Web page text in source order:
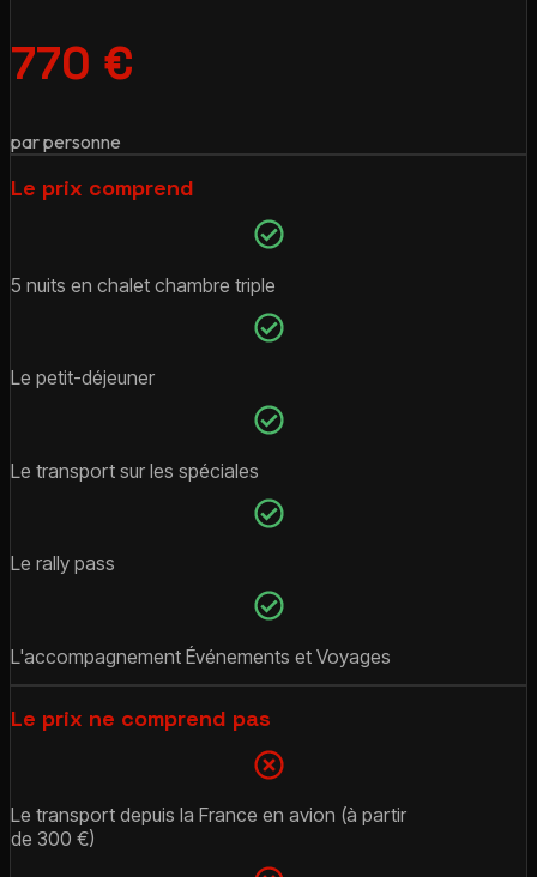
770 €
par personne
Le prix comprend
5 nuits en chalet chambre triple
Le petit-déjeuner
Le transport sur les spéciales
Le rally pass
L'accompagnement Événements et Voyages
Le prix ne comprend pas
Le transport depuis la France en avion (à partir
de 300 €)